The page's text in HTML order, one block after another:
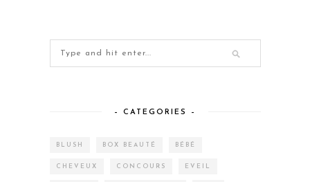
– CATEGORIES –
BLUSH BOX BEAUTÉ BÉBÉ
CHEVEUX CONCOURS EVEIL